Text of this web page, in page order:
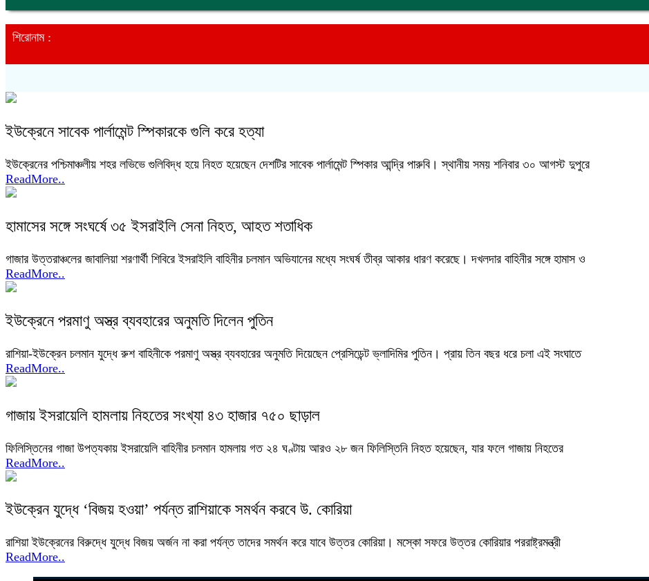
শিরোনাম :
ইউক্রেনে সাবেক পার্লামেন্ট স্পিকারকে গুলি করে হত্যা
ইউক্রেনের পশ্চিমাঞ্চলীয় শহর লভিভে গুলিবিদ্ধ হয়ে নিহত হয়েছেন দেশটির সাবেক পার্লামেন্ট স্পিকার আন্দ্রি পারুবি। স্থানীয় সময় শনিবার ৩০ আগস্ট দুপুরে
ReadMore..
হামাসের সঙ্গে সংঘর্ষে ৩৫ ইসরাইলি সেনা নিহত, আহত শতাধিক
গাজার উত্তরাঞ্চলের জাবালিয়া শরণার্থী শিবিরে ইসরাইলি বাহিনীর চলমান অভিযানের মধ্যে সংঘর্ষ তীব্র আকার ধারণ করেছে। দখলদার বাহিনীর সঙ্গে হামাস ও
ReadMore..
ইউক্রেনে পরমাণু অস্ত্র ব্যবহারের অনুমতি দিলেন পুতিন
রাশিয়া-ইউক্রেন চলমান যুদ্ধে রুশ বাহিনীকে পরমাণু অস্ত্র ব্যবহারের অনুমতি দিয়েছেন প্রেসিডেন্ট ভ্লাদিমির পুতিন। প্রায় তিন বছর ধরে চলা এই সংঘাতে
ReadMore..
গাজায় ইসরায়েলি হামলায় নিহতের সংখ্যা ৪৩ হাজার ৭৫০ ছাড়াল
ফিলিস্তিনের গাজা উপত্যকায় ইসরায়েলি বাহিনীর চলমান হামলায় গত ২৪ ঘণ্টায় আরও ২৮ জন ফিলিস্তিনি নিহত হয়েছেন, যার ফলে গাজায় নিহতের
ReadMore..
ইউক্রেন যুদ্ধে ‘বিজয় হওয়া’ পর্যন্ত রাশিয়াকে সমর্থন করবে উ. কোরিয়া
রাশিয়া ইউক্রেনের বিরুদ্ধে যুদ্ধে বিজয় অর্জন না করা পর্যন্ত তাদের সমর্থন করে যাবে উত্তর কোরিয়া। মস্কো সফরে উত্তর কোরিয়ার পররাষ্ট্রমন্ত্রী
ReadMore..